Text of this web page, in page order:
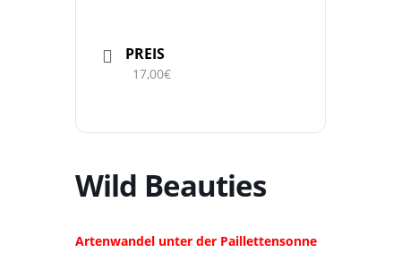
PREIS
17,00€
Wild Beauties
Artenwandel unter der Paillettensonne